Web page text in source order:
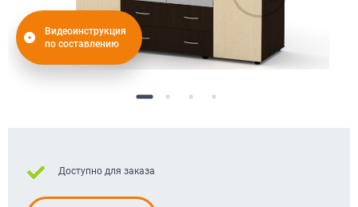
Видеоинструкция
по составлению
Доступно для заказа